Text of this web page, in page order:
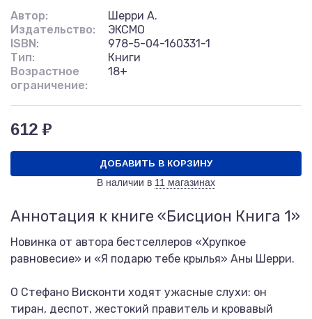
Автор:
Шерри А.
Издательство:
ЭКСМО
ISBN:
978-5-04-160331-1
Тип:
Книги
Возрастное
ограничение:
18+
612 ₽
ДОБАВИТЬ В КОРЗИНУ
В наличии в 11 магазинах
Аннотация к книге «Бисцион Книга 1»
Новинка от автора бестселлеров «Хрупкое
равновесие» и «Я подарю тебе крылья» Аны Шерри.
О Стефано Висконти ходят ужасные слухи: он
тиран, деспот, жестокий правитель и кровавый